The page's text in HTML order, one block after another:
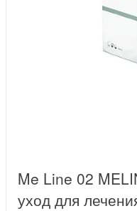
Me Line 02
уход для